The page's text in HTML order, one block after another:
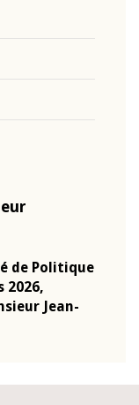
de Politique
2026,
Jean-